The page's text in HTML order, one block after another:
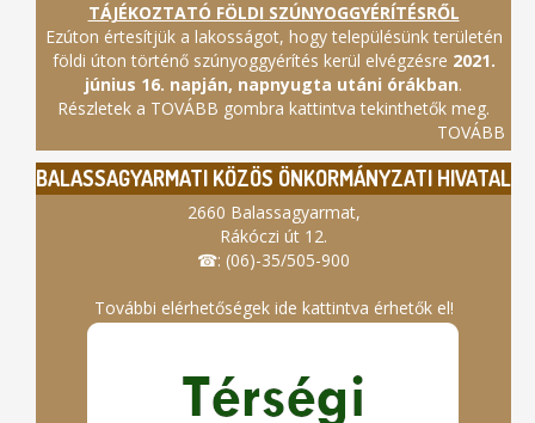
TÁJÉKOZTATÓ FÖLDI SZÚNYOGGYÉRÍTÉSRŐL
Ezúton értesítjük a lakosságot, hogy településünk területén
földi úton történő szúnyoggyérítés kerül elvégzésre 2021.
június 16. napján, napnyugta utáni órákban.
Részletek a TOVÁBB gombra kattintva tekinthetők meg.
TOVÁBB
BALASSAGYARMATI KÖZÖS ÖNKORMÁNYZATI HIVATAL
2660 Balassagyarmat,
Rákóczi út 12.
☎: (06)-35/505-900
További elérhetőségek ide kattintva érhetők el!